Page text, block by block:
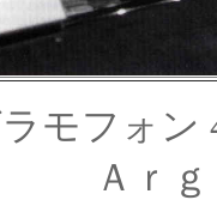
モフォン
Ａｒ